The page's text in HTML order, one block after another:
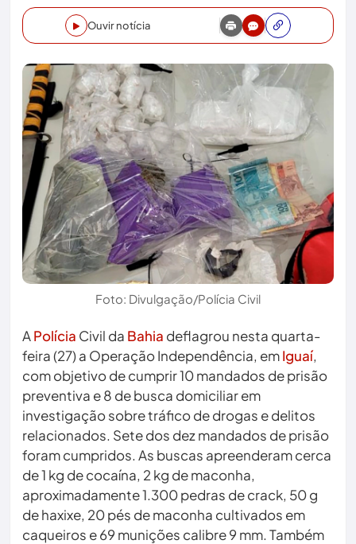
Ouvir notícia
Foto: Divulgação/Polícia Civil
APolícia Civil da Bahia deflagrou nesta quarta-
feira (27) a Operação Independência, emIguaí,
com objetivo de cumprir 10 mandados de prisão
preventiva e 8 de busca domiciliar em
investigação sobre tráfico de drogas e delitos
relacionados. Sete dos dez mandados de prisão
foram cumpridos. As buscas apreenderam cerca
de 1 kg de cocaína, 2 kg de maconha,
aproximadamente 1.300 pedras de crack, 50 g
de haxixe, 20 pés de maconha cultivados em
caqueiros e 69 munições calibre 9 mm. Também